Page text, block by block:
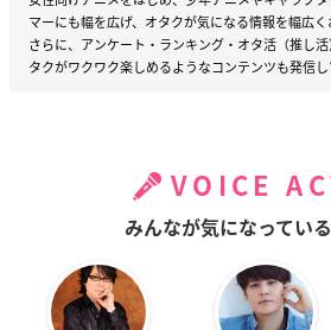
マーにも幅を広げ、オタクが気になる情報を幅広く
さらに、アンケート・ランキング・オタ活（推し
タクがワクワク楽しめるようなコンテンツも発信し
VOICE
みんなが気になってい